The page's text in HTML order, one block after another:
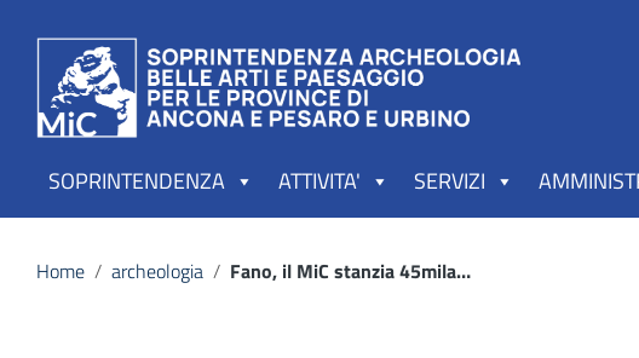
Vai al menu di navigazione
Vai al footer
SOPRINTENDENZA ATTIVITA' SERVIZI
Home / archeologia / Fano, il MiC stanzia 45mila euro per l’ampliamento degli scavi archeologici in via Vitruvio